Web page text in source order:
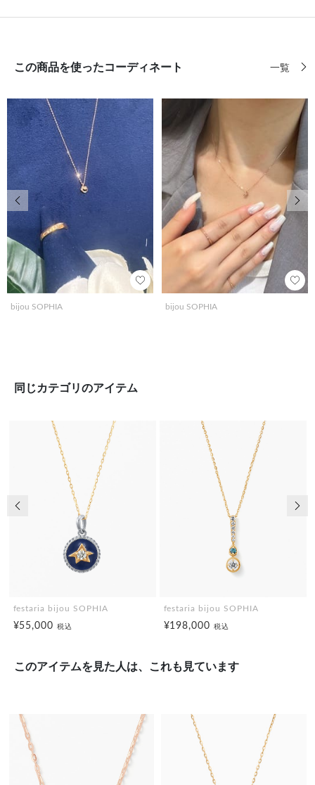
この商品を使ったコーディネート 一覧
bijou SOPHIA bijou SOPHIA
前の画像
同じカテゴリのアイテム
festaria bijou SOPHIA
¥55,000税込
festaria bijou SOPHIA
¥198,000税込
前の画像
このアイテムを見た人は、これも見ています